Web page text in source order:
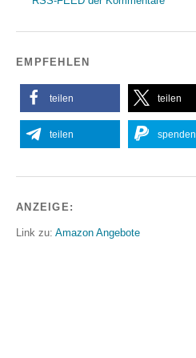
EMPFEHLEN
teilen teilen
teilen spenden
ANZEIGE:
Link zu: Amazon Angebote